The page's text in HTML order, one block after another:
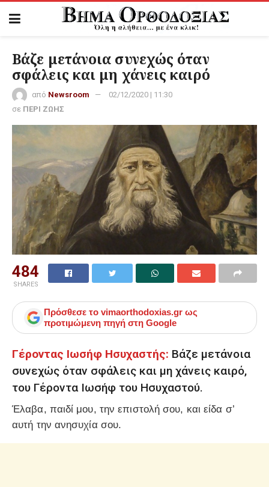
Βάζε μετάνοια συνεχώς όταν
σφάλεις και μη χάνεις καιρό
από Newsroom
02/12/2020 | 11:30
σε ΠΕΡΙ ΖΩΗΣ
484
SHARES
Πρόσθεσε το vimaorthodoxias.gr ως
προτιμώμενη πηγή στη Google
Γέροντας Ιωσήφ Ησυχαστής: Βάζε μετάνοια
συνεχώς όταν σφάλεις και μη χάνεις καιρό,
του Γέροντα Ιωσήφ του Ησυχαστού.
Έλαβα, παιδί μου, την επιστολή σου, και είδα σ’
αυτή την ανησυχία σου.